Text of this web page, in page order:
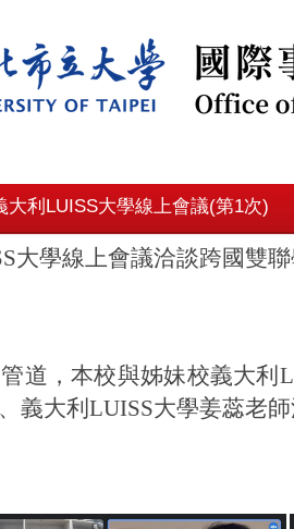
大利LUISS大學線上會議(第1次)
大學線上會議洽談跨國雙
道，本校與姊妹校義大
義大利LUISS大學姜蕊老